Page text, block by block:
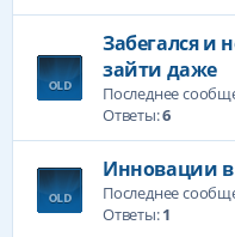
Забегался и
зайти даже
Последнее
Ответы:6
Инновации в
Последнее
Ответы:1